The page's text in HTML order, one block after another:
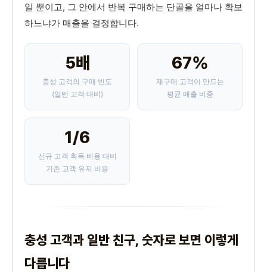
일 뿐이고, 그 안에서 반복 구매하는 단골을 얼마나 확보
하느냐가 매출을 결정합니다.
5배
충성 고객의 구매 빈도
(일반 고객 대비)
67%
재구매 고객이 만드는
평균 매출 비중
1/6
신규 고객 획득 비용 대비
기존 고객 유지 비용
충성 고객과 일반 친구, 숫자로 보면 이렇게
다릅니다